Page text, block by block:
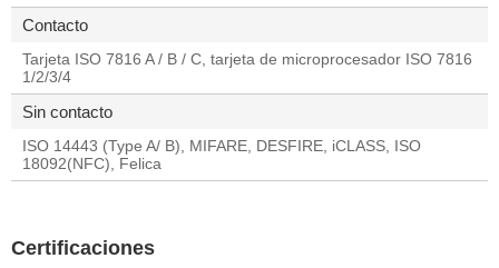
Contacto
Tarjeta ISO 7816 A / B / C, tarjeta de microprocesador ISO 7816
1/2/3/4
Sin contacto
ISO 14443 (Type A/ B), MIFARE, DESFIRE, iCLASS, ISO
18092(NFC), Felica
Certificaciones